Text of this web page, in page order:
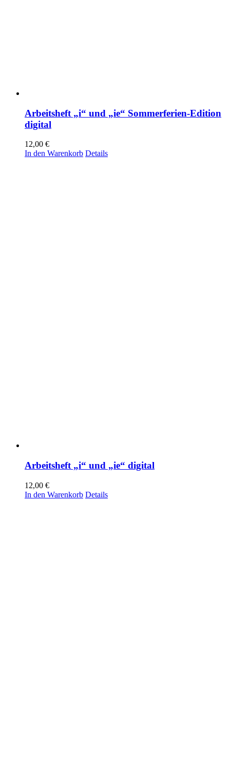
Arbeitsheft „i“ und „ie“ Sommerferien-Edition
digital
12,00 €
In den Warenkorb Details
Arbeitsheft „i“ und „ie“ digital
12,00 €
In den Warenkorb Details